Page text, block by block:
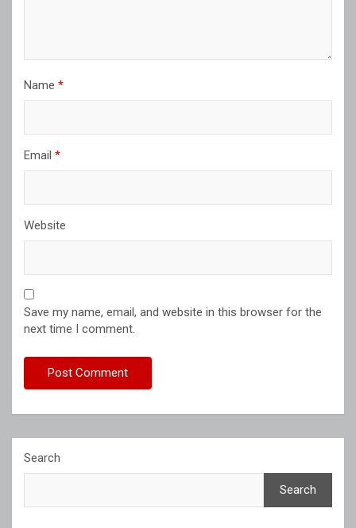
Name *
Email *
Website
Save my name, email, and website in this browser for the
next time I comment.
Search
Search